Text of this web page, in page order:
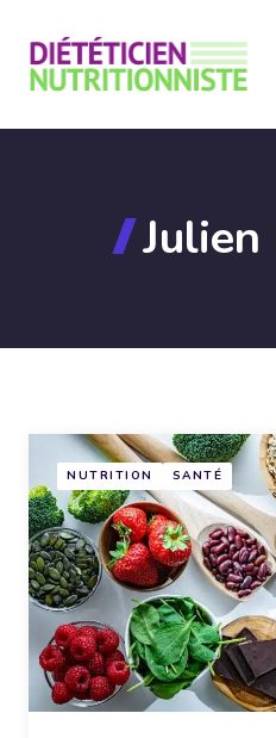
contenu
NUTRITION SANTÉ